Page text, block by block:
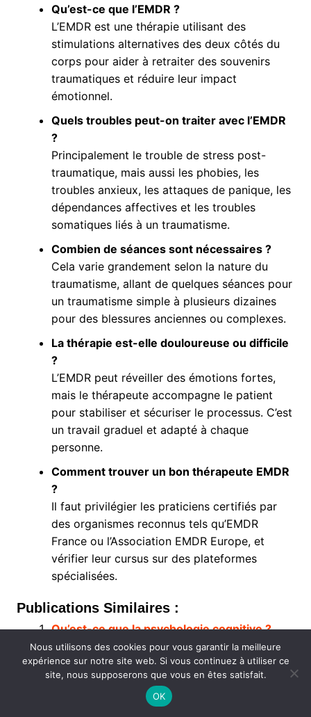
Qu’est-ce que l’EMDR ?
L’EMDR est une thérapie utilisant des
stimulations alternatives des deux côtés du
corps pour aider à retraiter des souvenirs
traumatiques et réduire leur impact
émotionnel.
Quels troubles peut-on traiter avec l’EMDR
?
Principalement le trouble de stress post-
traumatique, mais aussi les phobies, les
troubles anxieux, les attaques de panique, les
dépendances affectives et les troubles
somatiques liés à un traumatisme.
Combien de séances sont nécessaires ?
Cela varie grandement selon la nature du
traumatisme, allant de quelques séances pour
un traumatisme simple à plusieurs dizaines
pour des blessures anciennes ou complexes.
La thérapie est-elle douloureuse ou difficile
?
L’EMDR peut réveiller des émotions fortes,
mais le thérapeute accompagne le patient
pour stabiliser et sécuriser le processus. C’est
un travail graduel et adapté à chaque
personne.
Comment trouver un bon thérapeute EMDR
?
Il faut privilégier les praticiens certifiés par
des organismes reconnus tels qu’EMDR
France ou l’Association EMDR Europe, et
vérifier leur cursus sur des plateformes
spécialisées.
Publications Similaires :
Qu’est-ce que la psychologie cognitive ?
Comment la psychologie aide-t-elle à la
résolution de conflits ?
Qu’est-ce que la psychologie de la
Nous utilisons des cookies pour vous garantir la meilleure
expérience sur notre site web. Si vous continuez à utiliser ce
site, nous supposerons que vous en êtes satisfait.
OK